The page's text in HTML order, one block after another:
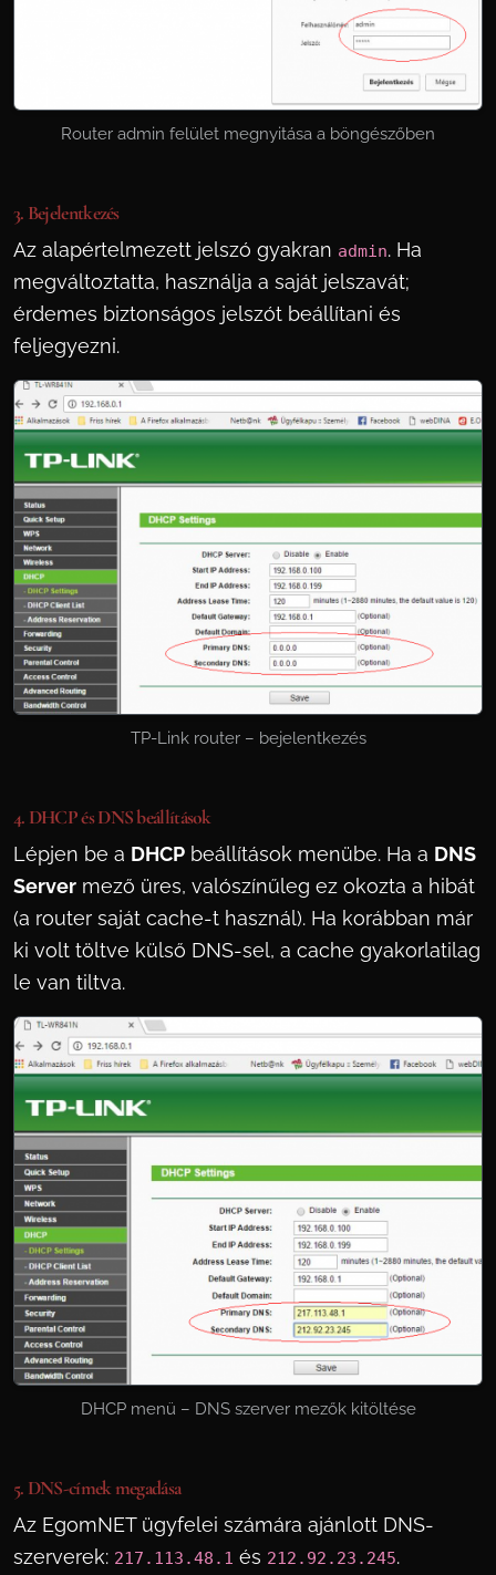
Router admin felület megnyitása a böngészőben
3. Bejelentkezés
Az alapértelmezett jelszó gyakran admin. Ha
megváltoztatta, használja a saját jelszavát;
érdemes biztonságos jelszót beállítani és
feljegyezni.
TP-Link router – bejelentkezés
4. DHCP és DNS beállítások
Lépjen be a DHCP beállítások menübe. Ha a DNS
Server mező üres, valószínűleg ez okozta a hibát
(a router saját cache-t használ). Ha korábban már
ki volt töltve külső DNS-sel, a cache gyakorlatilag
le van tiltva.
DHCP menü – DNS szerver mezők kitöltése
5. DNS-címek megadása
Az EgomNET ügyfelei számára ajánlott DNS-
szerverek: 217.113.48.1 és 212.92.23.245.